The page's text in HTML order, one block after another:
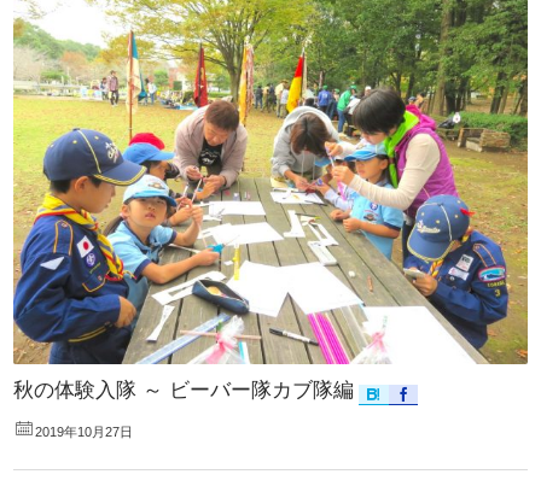
秋の体験入隊 ～ ビーバー隊カブ隊編
2019年10月27日